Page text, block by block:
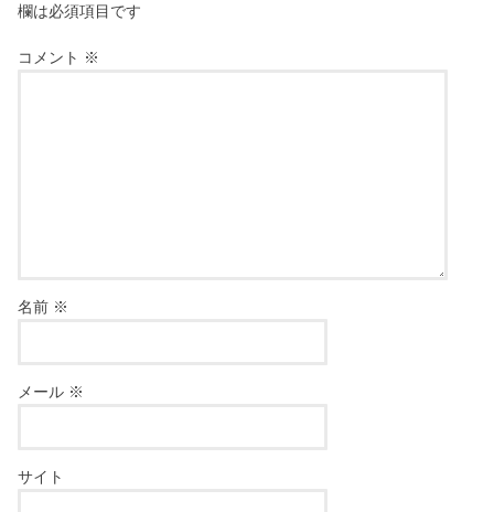
欄は必須項目です
コメント ※
名前 ※
メール ※
サイト